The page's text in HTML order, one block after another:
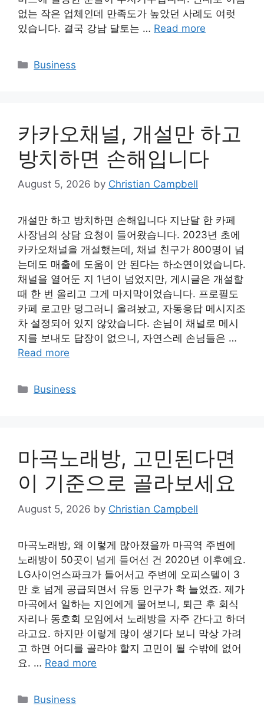
없는 작은 업체인데 만족도가 높았던 사례도 여럿
있습니다. 결국 강남 달토는 … Read more
Categories
Business
카카오채널, 개설만 하고
방치하면 손해입니다
August 5, 2026 by Christian Campbell
개설만 하고 방치하면 손해입니다 지난달 한 카페
사장님의 상담 요청이 들어왔습니다. 2023년 초에
카카오채널을 개설했는데, 채널 친구가 800명이 넘
는데도 매출에 도움이 안 된다는 하소연이었습니다.
채널을 열어둔 지 1년이 넘었지만, 게시글은 개설할
때 한 번 올리고 그게 마지막이었습니다. 프로필도
카페 로고만 덩그러니 올려놨고, 자동응답 메시지조
차 설정되어 있지 않았습니다. 손님이 채널로 메시
지를 보내도 답장이 없으니, 자연스레 손님들은 …
Read more
Categories
Business
마곡노래방, 고민된다면
이 기준으로 골라보세요
August 5, 2026 by Christian Campbell
마곡노래방, 왜 이렇게 많아졌을까 마곡역 주변에
노래방이 50곳이 넘게 들어선 건 2020년 이후예요.
LG사이언스파크가 들어서고 주변에 오피스텔이 3
만 호 넘게 공급되면서 유동 인구가 확 늘었죠. 제가
마곡에서 일하는 지인에게 물어보니, 퇴근 후 회식
자리나 동호회 모임에서 노래방을 자주 간다고 하더
라고요. 하지만 이렇게 많이 생기다 보니 막상 가려
고 하면 어디를 골라야 할지 고민이 될 수밖에 없어
요. … Read more
Categories
Business